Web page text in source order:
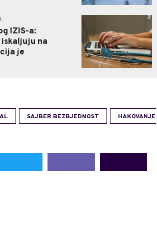
IZIS-a:
na
je
2
SAJBER BEZBJEDNOST HAKOVANJE